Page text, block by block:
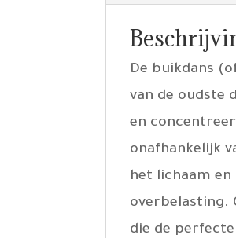
De buikdans
van de oudste
en
onafhankelijk
het lichaam
overbelasting.
die de